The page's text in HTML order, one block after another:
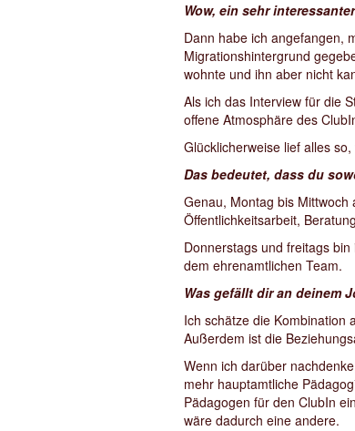
Wow, ein sehr
Dann habe ich angefangen,
Migrationshintergrund
wohnte und ihn aber nicht
Als ich das Interview für die
offene Atmosphäre des
Glücklicherweise lief alles
Das bedeutet, dass du
Genau, Montag bis
Öffentlichkeitsarbeit,
Donnerstags und freitags
dem ehrenamtlichen Team.
Was gefällt dir an deinem
Ich schätze die Kombination
Außerdem ist die
Wenn ich darüber
mehr hauptamtliche
Pädagogen für den ClubIn
wäre dadurch eine andere.